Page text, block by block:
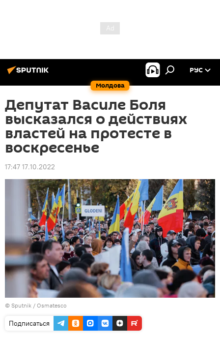
Молдова
РУС
Депутат Василе Боля
высказался о действиях
властей на протесте в
воскресенье
17:47 17.10.2022
© Sputnik / Osmatesco
Подписаться